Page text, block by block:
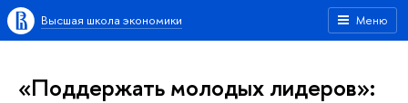
Меню
Высшая школа экономики
«Поддержать молодых лидеров»: